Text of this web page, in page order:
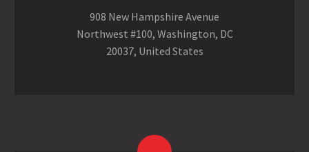
908 New Hampshire Avenue
Northwest #100, Washington, DC
20037, United States